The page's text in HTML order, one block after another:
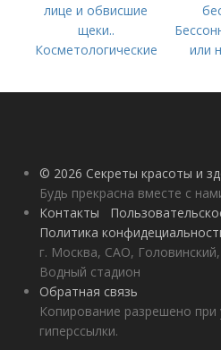
лице и обвисшие
щеки..
Косметологические
или
© 2026 Секреты красоты и
Будь прекрасна вместе с
Контакты
Политика
г. Москва, САО,
Водный стадион
Обратная связь
Копирование разрешено при
гиперссылки.